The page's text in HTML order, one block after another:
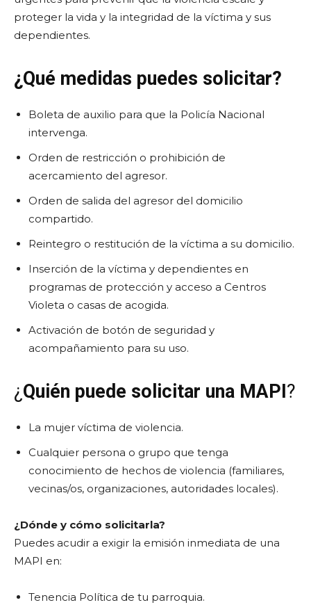
proteger la vida y la integridad de la víctima y sus
dependientes.
¿Qué medidas puedes solicitar?
Boleta de auxilio para que la Policía Nacional
intervenga.
Orden de restricción o prohibición de
acercamiento del agresor.
Orden de salida del agresor del domicilio
compartido.
Reintegro o restitución de la víctima a su domicilio.
Inserción de la víctima y dependientes en
programas de protección y acceso a Centros
Violeta o casas de acogida.
Activación de botón de seguridad y
acompañamiento para su uso.
¿Quién puede solicitar una MAPI?
La mujer víctima de violencia.
Cualquier persona o grupo que tenga
conocimiento de hechos de violencia (familiares,
vecinas/os, organizaciones, autoridades locales).
¿Dónde y cómo solicitarla?
Puedes acudir a exigir la emisión inmediata de una
MAPI en:
Tenencia Política de tu parroquia.